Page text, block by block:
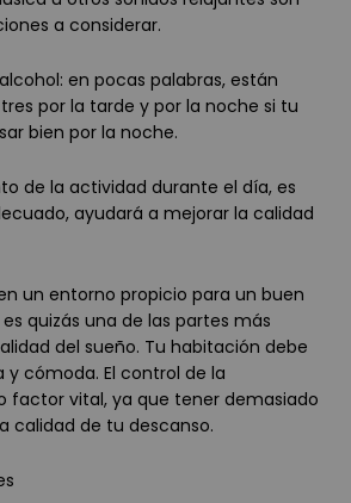
a considerar.
en pocas palabras, están
por la tarde y por la noche si tu
bien por la noche.
de la actividad durante el día, es
ayudará a mejorar la calidad
un entorno propicio para un buen
quizás una de las partes más
del sueño. Tu habitación debe
y cómoda. El control de la
factor vital, ya que tener demasiado
calidad de tu descanso.